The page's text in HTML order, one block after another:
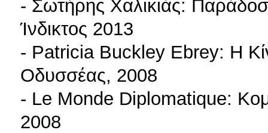
- Σωτήρης Χαλικιάς:
Ίνδικτος 2013
- Patricia Buckley Ebrey: Η
Οδυσσέας, 2008
- Le Monde Diplomatique:
2008